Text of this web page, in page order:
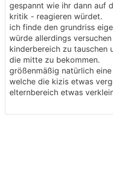
gespannt wie ihr dann auf
kritik - reagieren würdet.
ich finde den grundriss
würde allerdings
kinderbereich zu tauschen
die mitte zu bekommen.
größenmäßig natürlich
welche die kizis etwas
elternbereich etwas